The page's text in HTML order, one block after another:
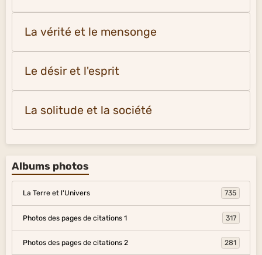
La vérité et le mensonge
Le désir et l'esprit
La solitude et la société
Albums photos
La Terre et l'Univers 735
Photos des pages de citations 1 317
Photos des pages de citations 2 281